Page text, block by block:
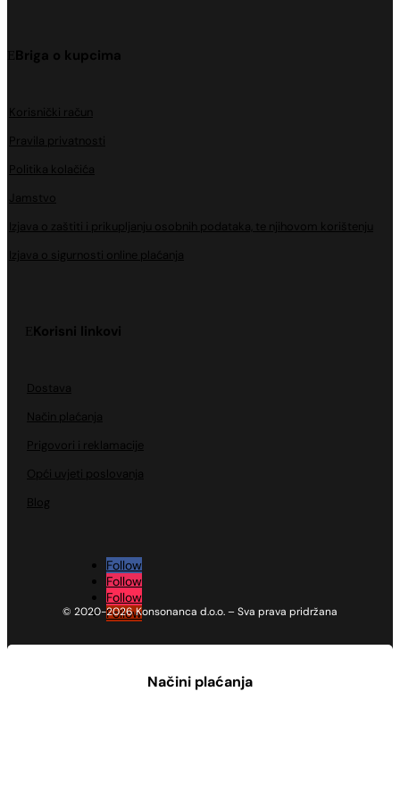
Briga o kupcima
Korisnički račun
Pravila privatnosti
Politika kolačića
Jamstvo
Izjava o zaštiti i prikupljanju osobnih podataka, te njihovom korištenju
Izjava o sigurnosti online plaćanja
Korisni linkovi
Dostava
Način plaćanja
Prigovori i reklamacije
Opći uvjeti poslovanja
Blog
Follow
Follow
Follow
Follow
© 2020-2026 Konsonanca d.o.o. – Sva prava pridržana
Načini plaćanja